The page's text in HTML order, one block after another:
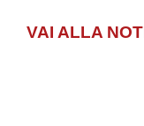
VAI ALLA